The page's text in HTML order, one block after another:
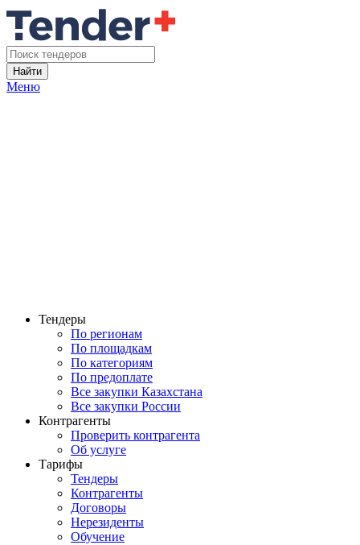
Найти
Меню
Тендеры
По регионам
По площадкам
По категориям
По предоплате
Все закупки Казахстана
Все закупки России
Контрагенты
Проверить контрагента
Об услуге
Тарифы
Тендеры
Контрагенты
Договоры
Нерезиденты
Обучение